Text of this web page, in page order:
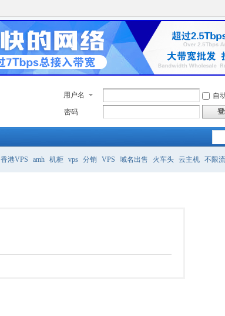
用户名 自
密码
香港VPS amh 机柜 vps 分销 VPS 域名出售 火车头 云主机 不限